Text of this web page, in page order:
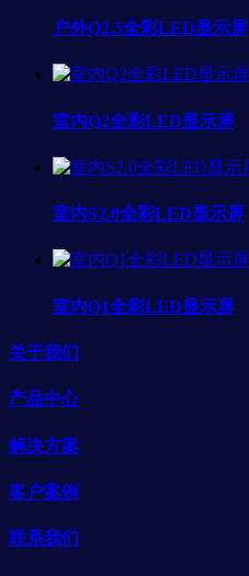
户外Q2.5全彩LED显示屏
室内Q2全彩LED显示屏
室内S2.0全彩LED显示屏
室内Q1全彩LED显示屏
关于我们
产品中心
解决方案
客户案例
联系我们